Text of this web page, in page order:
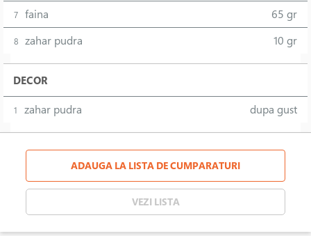
7 faina 65 gr
8 zahar pudra 10 gr
DECOR
1 zahar pudra dupa gust
ADAUGA LA LISTA DE CUMPARATURI
VEZI LISTA